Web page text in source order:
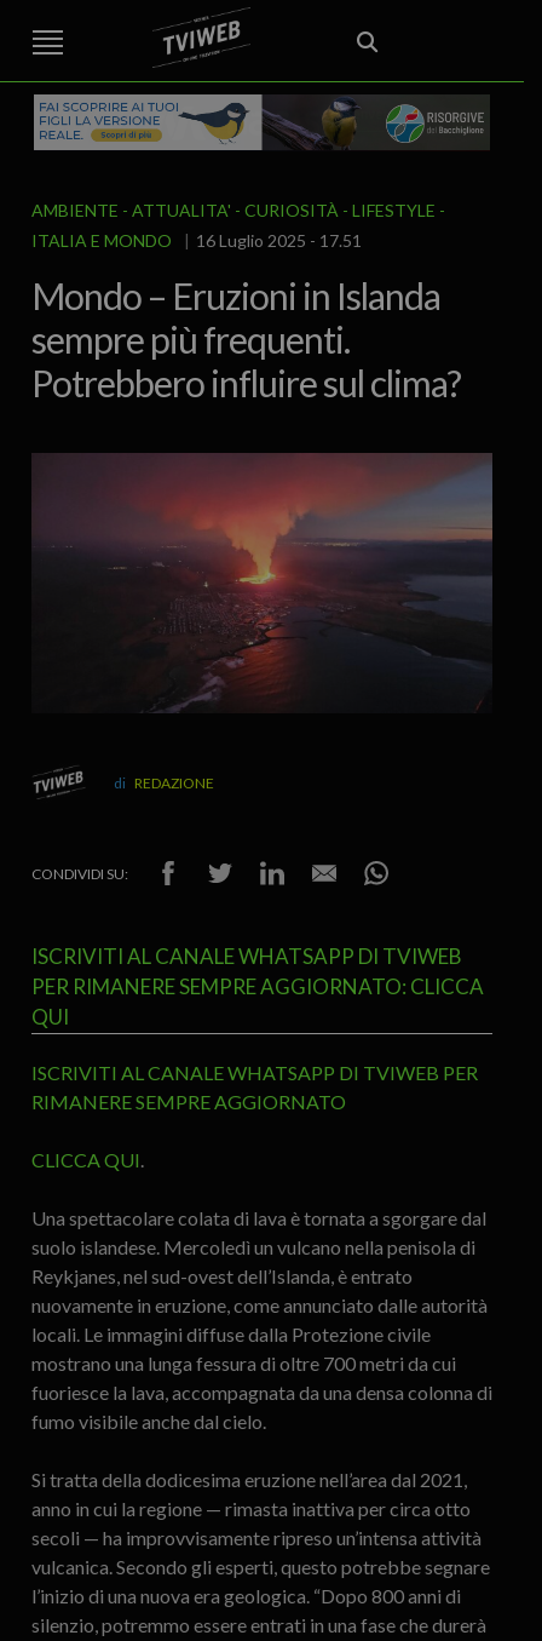
STREET TG CRONACA VENETO
VICENZA E PROVINCIA
AREA BERICA
ECONOMIA ATTUALITA’ POLITICA
EDITORIALE ITALIA E MONDO CURIOSITÀ – LIFESTYLE
CULTURA ARTE
SPORT
IL GRAFFIO FOOD & DRINK FUORIPORTA EROTICO VICENTINO
AMBIENTE ATTUALITA'
CURIOSITÀ - LIFESTYLE
ITALIA E MONDO
16 Luglio 2025 - 17.51
Mondo – Eruzioni in Islanda
sempre più frequenti.
Potrebbero influire sul clima?
REDAZIONE
CONDIVIDI SU:
ISCRIVITI AL CANALE WHATSAPP DI TVIWEB
PER RIMANERE SEMPRE AGGIORNATO: CLICCA
QUI
ISCRIVITI AL CANALE WHATSAPP DI TVIWEB PER
RIMANERE SEMPRE AGGIORNATO
CLICCA QUI.
Una spettacolare colata di lava è tornata a sgorgare dal
suolo islandese. Mercoledì un vulcano nella penisola di
Reykjanes, nel sud-ovest dell’Islanda, è entrato
nuovamente in eruzione, come annunciato dalle autorità
locali. Le immagini diffuse dalla Protezione civile
mostrano una lunga fessura di oltre 700 metri da cui
fuoriesce la lava, accompagnata da una densa colonna di
fumo visibile anche dal cielo.
Si tratta della dodicesima eruzione nell’area dal 2021,
anno in cui la regione — rimasta inattiva per circa otto
secoli — ha improvvisamente ripreso un’intensa attività
vulcanica. Secondo gli esperti, questo potrebbe segnare
l’inizio di una nuova era geologica. “Dopo 800 anni di
silenzio, potremmo essere entrati in una fase che durerà